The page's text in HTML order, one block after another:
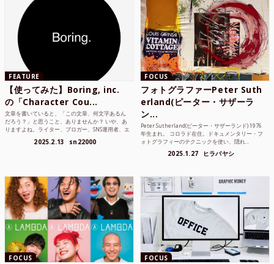
FEATURE
【使ってみた】Boring, inc.
の「Character Cou...
文章を書いていると、「この文章、何文字あるん
だろう？」と思うこと、ありませんか？ いや、あ
りますよね。ライター、ブロガー、SNS運用者、エ
2025.2.13 sn22000
FOCUS
フォトグラファーPeter Suth
erland(ピーター・サザーラ
ン...
Peter Sutherland(ピーター・サザーランド) 1976
年生まれ。 コロラド在住。ドキュメンタリー・フ
ォトグラフィーのテクニックを使い、隠れ...
2025.1.27 ヒラバヤシ
FOCUS FOCUS